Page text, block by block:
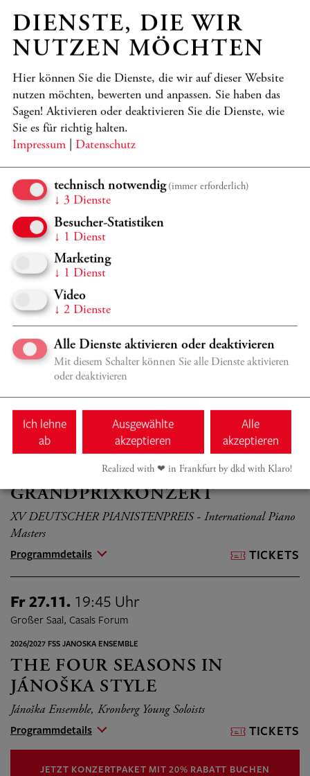
Sa 21.11.19:15 Uhr
2026/2027 GEBURTSTAGE
ANTJE WEITHAAS - 60 - AUS
DEM INNERSTEN
Weithaas
So 22.11.10:30 - 13:00 Uhr
Carl Bechstein Saal, Casals Forum
ZU GAST IM CASALS FORUM
FINALISTS IN CONCERT
XV DEUTSCHER PIANISTENPREIS - International Piano
Masters
Programmdetails
So 22.11. 19:00 Uhr
Großer Saal, Casals Forum
ZU GAST IM CASALS FORUM
GRAND­PRIX­KONZERT
XV DEUTSCHER PIANISTENPREIS - International Piano
Masters
Programmdetails TICKETS
Fr 27.11. 19:45 Uhr
Großer Saal, Casals Forum
2026/2027 FSS JANOSKA ENSEMBLE
THE FOUR SEASONS IN
JÁNOŠKA STYLE
Jánoška Ensemble, Kronberg Young Soloists
Programmdetails TICKETS
JETZT KONZERTPAKET MIT 20% RABATT BUCHEN
DIENSTE, DIE WIR
NUTZEN MÖCHTEN
Hier können Sie die Dienste, die wir auf dieser Website
nutzen möchten, bewerten und anpassen. Sie haben das
Sagen! Aktivieren oder deaktivieren Sie die Dienste, wie
Sie es für richtig halten.
Impressum
Datenschutz
technisch notwendig (immer erforderlich)
↓ 3 Dienste
Besucher-Statistiken
↓ 1 Dienst
Marketing
↓ 1 Dienst
Video
↓ 2 Dienste
Alle Dienste aktivieren oder deaktivieren
Mit diesem Schalter können Sie alle Dienste aktivieren
oder deaktivieren
Ich lehne
ab
Ausgewählte
akzeptieren
Alle
akzeptieren
Realized with ❤︎ in Frankfurt by dkd with Klaro!